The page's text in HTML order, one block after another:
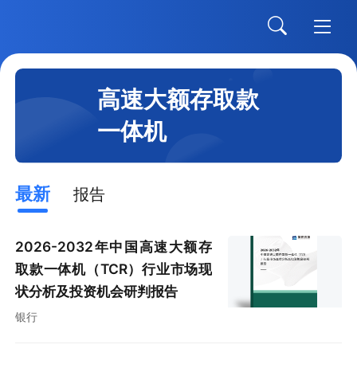
高速大额存取款
一体机
最新 报告
2026-2032年中国高速大额存
取款一体机（TCR）行业市场现
状分析及投资机会研判报告
银行